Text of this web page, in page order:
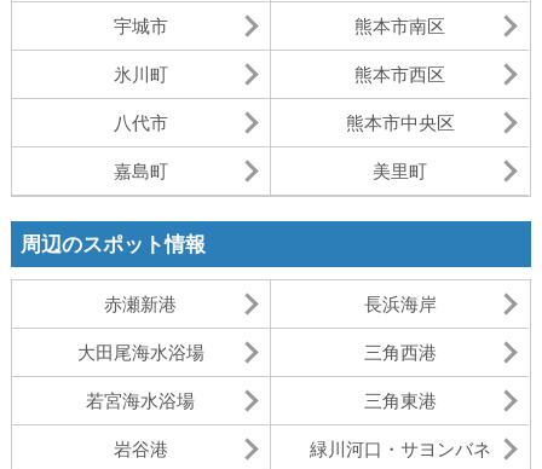
宇城市 熊本市南区
氷川町 熊本市西区
八代市 熊本市中央区
嘉島町 美里町
周辺のスポット情報
赤瀬新港 長浜海岸
大田尾海水浴場 三角西港
若宮海水浴場 三角東港
岩谷港 緑川河口・サヨンバネ